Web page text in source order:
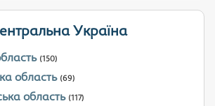
Україна
(150)
область (69)
область (117)